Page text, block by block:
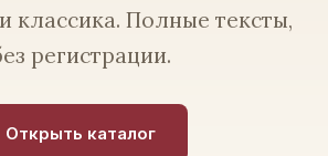
классика. Полные тексты,
регистрации.
Открыть каталог